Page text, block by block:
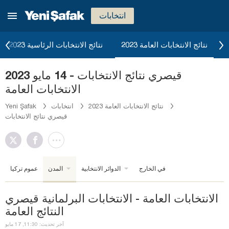
انتخابات
نتائج الانتخابات الرئاسية 2023 2023 نتائج الانتخابات العامة
قيصري نتائج الانتخابات - 14 مايو 2023
الانتخابات العامة
Yeni Şafak انتخابات
2023 نتائج الانتخابات العامة
قيصري نتائج الانتخابات
عموم تركيا المدن الدوائر الانتخابية في الخارج
الانتخابات العامة - الانتخابات البرلمانية قيصري
النتائج العامة
آخر تحديث: 11:30, 17 مايو